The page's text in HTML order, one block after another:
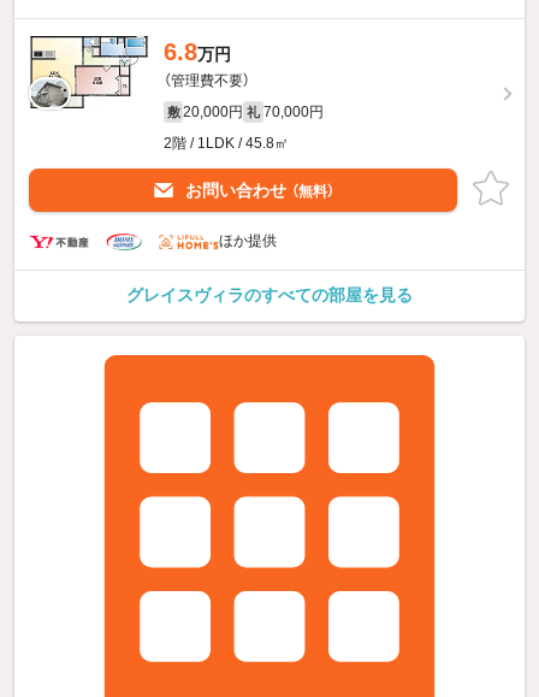
6.8万円
（管理費不要）
敷 20,000円 礼 70,000円
2階 / 1LDK / 45.8㎡
お問い合わせ （無料）
ほか提供
グレイスヴィラのすべての部屋を見る